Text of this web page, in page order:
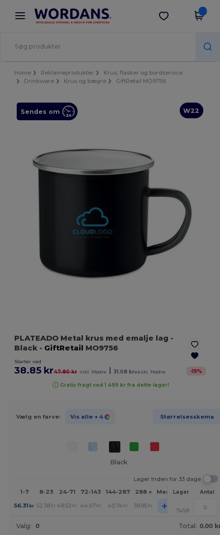
× Wordans-app
Bedre priser i appen!
Hent app
Home Reklameprodukter
Krus, flasker og bordservice
Drinkware
Krus og bægre GiftRetail MO9756
W22
Sendes om
PLATEADO Metal krus med emalje lag -
Black - GiftRetail MO9756
Starter ved
38.85 kr47.80 kr inkl. Mødre 31.08 krekskl. Mødre -19%
Gratis fragt ved 1 499 kr fra dette lager!
Vælg en farve: Vis alle + 4 Størrelsesskema
Black
Lager Inden for 33 dage
1-7
8-23 24-71 72-143 144-287 288 + Mere Lager Antal
56.31 kr 52.38 kr 48.52 kr 44.67 kr 40.74 kr 38.85 kr + 7458
Valg: 0 Total: 0.00